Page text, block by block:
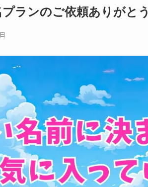
ランのご依頼ありがと